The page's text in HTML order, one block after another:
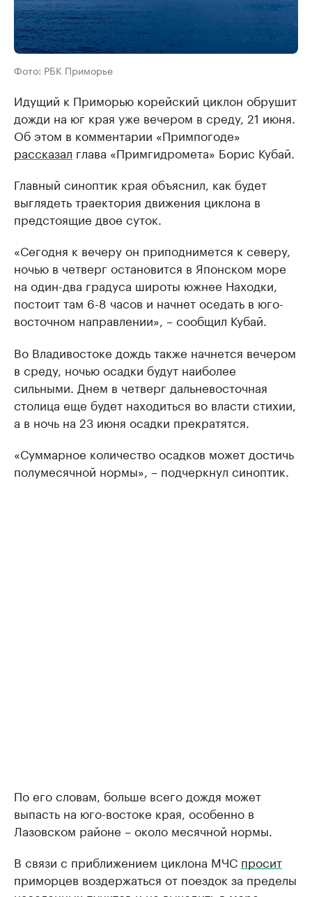
Фото: РБК Приморье
Идущий к Приморью корейский циклон обрушит
дожди на юг края уже вечером в среду, 21 июня.
Об этом в комментарии «Примпогоде»
рассказал глава «Примгидромета» Борис Кубай.
Главный синоптик края объяснил, как будет
выглядеть траектория движения циклона в
предстоящие двое суток.
«Сегодня к вечеру он приподнимется к северу,
ночью в четверг остановится в Японском море
на один-два градуса широты южнее Находки,
постоит там 6-8 часов и начнет оседать в юго-
восточном направлении», – сообщил Кубай.
Во Владивостоке дождь также начнется вечером
в среду, ночью осадки будут наиболее
сильными. Днем в четверг дальневосточная
столица еще будет находиться во власти стихии,
а в ночь на 23 июня осадки прекратятся.
«Суммарное количество осадков может достичь
полумесячной нормы», – подчеркнул синоптик.
По его словам, больше всего дождя может
выпасть на юго-востоке края, особенно в
Лазовском районе – около месячной нормы.
В связи с приближением циклона МЧС просит
приморцев воздержаться от поездок за пределы